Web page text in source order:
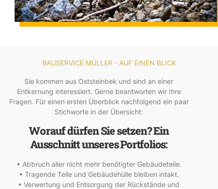
BAUSERVICE MÜLLER - AUF EINEN BLICK
Sie kommen aus Oststeinbek und sind an einer
Entkernung interessiert. Gerne beantworten wir Ihre
Fragen. Für einen ersten Überblick nachfolgend ein paar
Stichworte in der Übersicht:
Worauf dürfen Sie setzen? Ein
Ausschnitt unseres Portfolios:
• Abbruch aller nicht mehr benötigter Gebäudeteile.
• Tragende Teile und Gebäudehülle bleiben intakt.
• Verwertung und Entsorgung der Rückstände und